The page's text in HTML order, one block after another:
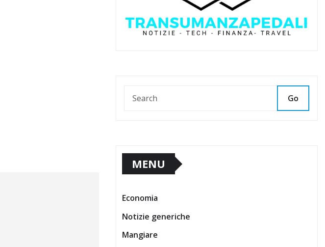
Go
MENU
Economia
Notizie generiche
Mangiare